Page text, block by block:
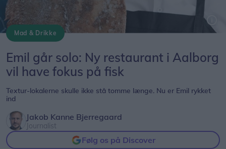
Mad & Drikke
Emil går solo: Ny restaurant i Aalborg
vil have fokus på fisk
Textur-lokalerne skulle ikke stå tomme længe. Nu er Emil rykket
ind
Jakob Kanne Bjerregaard
Journalist
Følg os på Discover